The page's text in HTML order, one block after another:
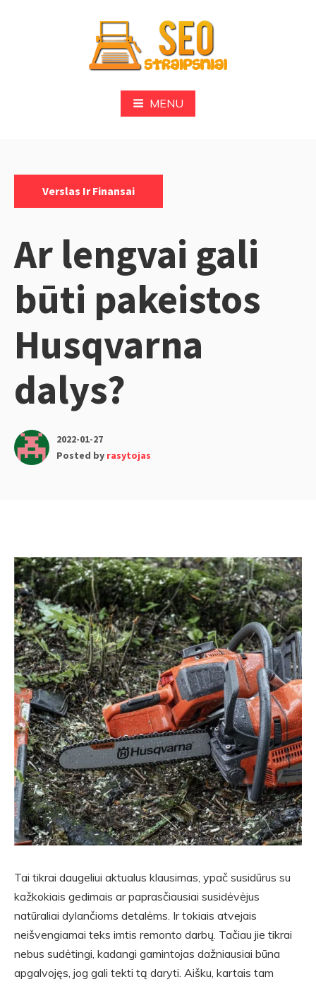
MENU
Verslas Ir Finansai
Ar lengvai gali
būti pakeistos
Husqvarna
dalys?
2022-01-27
Posted by rasytojas
Tai tikrai daugeliui aktualus klausimas, ypač susidūrus su
kažkokiais gedimais ar paprasčiausiai susidėvėjus
natūraliai dylančioms detalėms. Ir tokiais atvejais
neišvengiamai teks imtis remonto darbų. Tačiau jie tikrai
nebus sudėtingi, kadangi gamintojas dažniausiai būna
apgalvojęs, jog gali tekti tą daryti. Aišku, kartais tam